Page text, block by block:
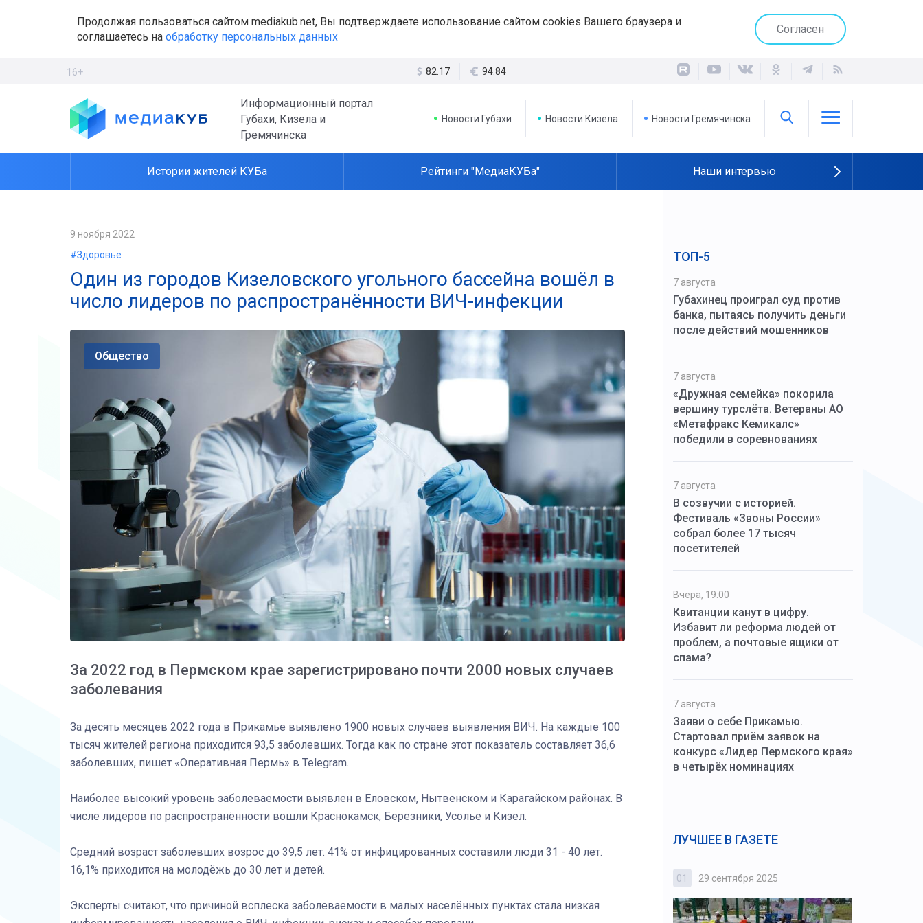
Продолжая пользоваться сайтом mediakub.net, Вы подтверждаете использование сайтом cookies Вашего браузера и
соглашаетесь на обработку персональных данных
Согласен
16+ 82.17 94.84
Информационный портал
Губахи, Кизела и
Гремячинска
Новости Губахи Новости Кизела Новости Гремячинска
Истории жителей КУБа Рейтинги "МедиаКУБа" Наши интервью
9 ноября 2022
#Здоровье
Один из городов Кизеловского угольного бассейна вошёл в
число лидеров по распространённости ВИЧ-инфекции
Общество
За 2022 год в Пермском крае зарегистрировано почти 2000 новых случаев
заболевания
За десять месяцев 2022 года в Прикамье выявлено 1900 новых случаев выявления ВИЧ. На каждые 100
тысяч жителей региона приходится 93,5 заболевших. Тогда как по стране этот показатель составляет 36,6
заболевших, пишет «Оперативная Пермь» в Telegram.
Наиболее высокий уровень заболеваемости выявлен в Еловском, Нытвенском и Карагайском районах. В
числе лидеров по распространённости вошли Краснокамск, Березники, Усолье и Кизел.
Средний возраст заболевших возрос до 39,5 лет. 41% от инфицированных составили люди 31 - 40 лет.
16,1% приходится на молодёжь до 30 лет и детей.
Эксперты считают, что причиной всплеска заболеваемости в малых населённых пунктах стала низкая
ТОП-5
7 августа
Губахинец проиграл суд против
банка, пытаясь получить деньги
после действий мошенников
7 августа
«Дружная семейка» покорила
вершину турслёта. Ветераны АО
«Метафракс Кемикалс»
победили в соревнованиях
7 августа
В созвучии с историей.
Фестиваль «Звоны России»
собрал более 17 тысяч
посетителей
Вчера, 19:00
Квитанции канут в цифру.
Избавит ли реформа людей от
проблем, а почтовые ящики от
спама?
7 августа
Заяви о себе Прикамью.
Стартовал приём заявок на
конкурс «Лидер Пермского края»
в четырёх номинациях
ЛУЧШЕЕ В ГАЗЕТЕ
01 29 сентября 2025